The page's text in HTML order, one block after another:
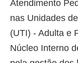
Atendimento
nas Unidades
(UTI) - Adulta e
Núcleo Interno